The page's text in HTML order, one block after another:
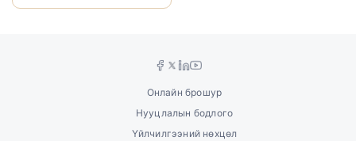
Үйлчилгээний нөхцөл
Нууцлалын бодлого
Онлайн брошур